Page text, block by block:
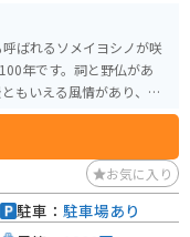
ばれるソメイヨシノが咲
年です。祠と野仏があ
もいえる風情があり、全
お気に入り
駐車： 駐車場あり